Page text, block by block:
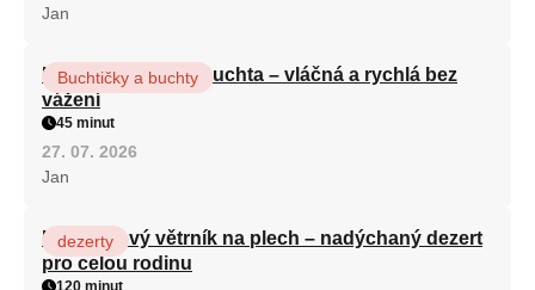
Jan
Hrnková maková buchta – vláčná a rychlá bez
vážení
Buchtičky a buchty
45 minut
27. 07. 2026
Jan
Karamelový větrník na plech – nadýchaný dezert
pro celou rodinu
dezerty